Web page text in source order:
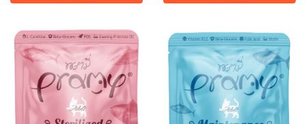
有
多
式。
可
種
款
在